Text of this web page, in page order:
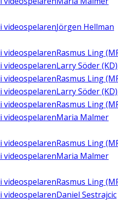
i videospelarenJörgen Hellman
i videospelarenRasmus Ling
i videospelarenLarry Söder (KD)
i videospelarenRasmus Ling
i videospelarenLarry Söder (KD)
i videospelarenRasmus Ling
i videospelarenMaria Malmer
i videospelarenRasmus Ling
i videospelarenMaria Malmer
i videospelarenRasmus Ling
i videospelarenDaniel Sestrajcic